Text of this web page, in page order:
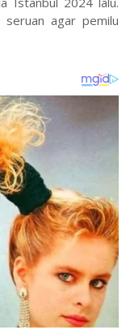
seruan agar pemilu